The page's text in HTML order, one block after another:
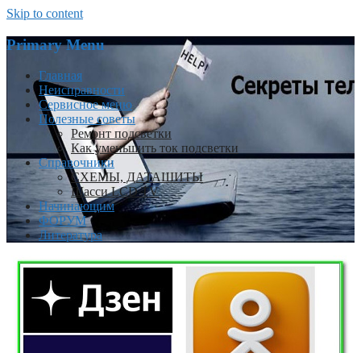
Skip to content
Primary Menu
Главная
Неисправности
Сервисное меню
Полезные советы
Ремонт подсветки
Как уменьшить ток подсветки
Справочники
СХЕМЫ, ДАТАШИТЫ
Шасси LCD TV
Начинающим
ФОРУМ
Литература